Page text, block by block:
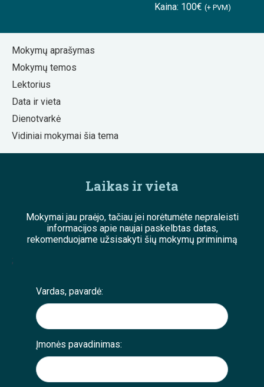
Kaina: 100€ (+ PVM)
Mokymų aprašymas
Mokymų temos
Lektorius
Data ir vieta
Dienotvarkė
Vidiniai mokymai šia tema
Laikas ir vieta
Mokymai jau praėjo, tačiau jei norėtumėte nepraleisti
informacijos apie naujai paskelbtas datas,
rekomenduojame užsisakyti šių mokymų priminimą
;
Vardas, pavardė:
Įmonės pavadinimas: